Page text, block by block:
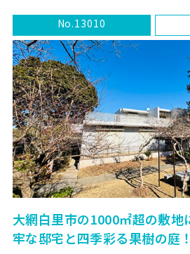
No.13010
大網白里市の1000㎡超の敷地
牢な邸宅と四季彩る果樹の庭！